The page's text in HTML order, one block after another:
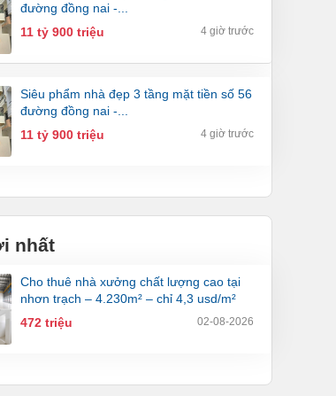
đường đồng nai -...
11 tỷ 900 triệu
4 giờ trước
siêu phẩm nhà đẹp 3 tầng mặt tiền số 56
đường đồng nai -...
11 tỷ 900 triệu
4 giờ trước
nhất
cho thuê nhà xưởng chất lượng cao tại
nhơn trạch – 4.230m² – chỉ 4,3 usd/m²
472 triệu
02-08-2026